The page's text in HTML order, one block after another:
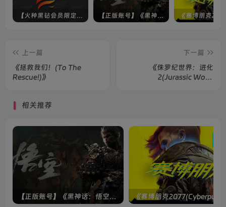
【正版账号】《黑神话：悟空(BLACK MYTH WU KONG)》
上一篇
《拯救我们！(To The
Rescue!)》
下一篇
《侏罗纪世界：进化
2(Jurassic World
相关推荐
【正版账号】《黑神话：悟空(BLACK MYTH WU KONG)》